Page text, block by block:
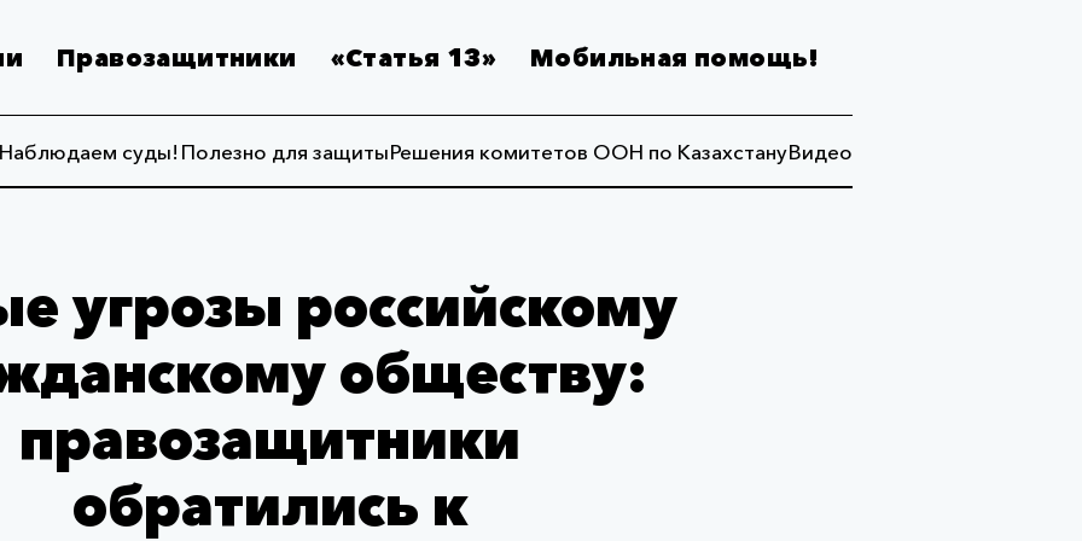
Правозащитники «Статья 13» Мобильная помощь!
Наблюдаем суды! Полезно для защитыРешения комитетов ООН по КазахстануВидео
угрозы российскому
обществу:
правозащитники
обратились к